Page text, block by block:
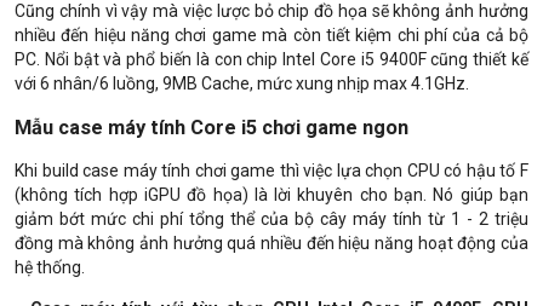
Cũng chính vì vậy mà việc lược bỏ chip đồ họa sẽ không ảnh hưởng
nhiều đến hiệu năng chơi game mà còn tiết kiệm chi phí của cả bộ
PC. Nổi bật và phổ biến là con chip Intel Core i5 9400F cũng thiết kế
với 6 nhân/6 luồng, 9MB Cache, mức xung nhịp max 4.1GHz.
Mẫu case máy tính Core i5 chơi game ngon
Khi build case máy tính chơi game thì việc lựa chọn CPU có hậu tố F
(không tích hợp iGPU đồ họa) là lời khuyên cho bạn. Nó giúp bạn
giảm bớt mức chi phí tổng thể của bộ cây máy tính từ 1 - 2 triệu
đồng mà không ảnh hưởng quá nhiều đến hiệu năng hoạt động của
hệ thống.